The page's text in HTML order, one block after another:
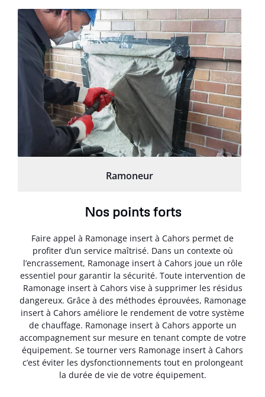
Ramoneur
Nos points forts
Faire appel à Ramonage insert à Cahors permet de
profiter d’un service maîtrisé. Dans un contexte où
l’encrassement, Ramonage insert à Cahors joue un rôle
essentiel pour garantir la sécurité. Toute intervention de
Ramonage insert à Cahors vise à supprimer les résidus
dangereux. Grâce à des méthodes éprouvées, Ramonage
insert à Cahors améliore le rendement de votre système
de chauffage. Ramonage insert à Cahors apporte un
accompagnement sur mesure en tenant compte de votre
équipement. Se tourner vers Ramonage insert à Cahors
c’est éviter les dysfonctionnements tout en prolongeant
la durée de vie de votre équipement.